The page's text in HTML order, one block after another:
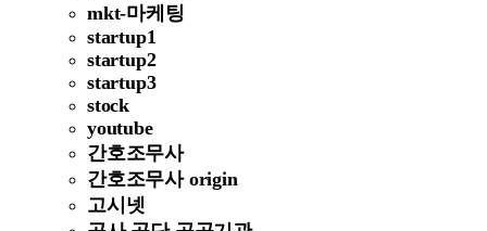
mkt-마케팅
startup1
startup2
startup3
stock
youtube
간호조무사
간호조무사 origin
고시넷